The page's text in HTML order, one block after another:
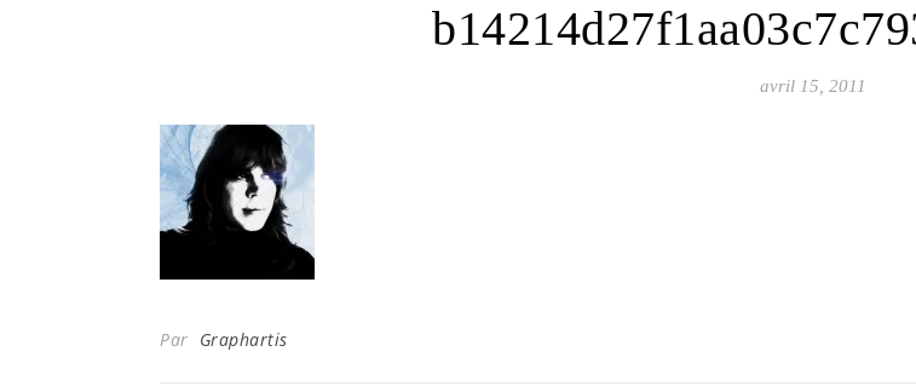
avril 15, 2011
Par Graphartis